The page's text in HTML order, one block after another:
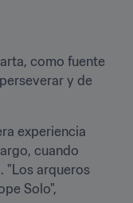
como fuente
y de
experiencia
cuando
"Los arqueros
Solo",